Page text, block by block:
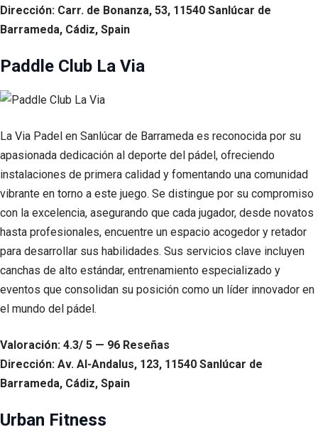
Dirección: Carr. de Bonanza, 53, 11540 Sanlúcar de
Barrameda, Cádiz, Spain
Paddle Club La Via
La Via Padel en Sanlúcar de Barrameda es reconocida por su
apasionada dedicación al deporte del pádel, ofreciendo
instalaciones de primera calidad y fomentando una comunidad
vibrante en torno a este juego. Se distingue por su compromiso
con la excelencia, asegurando que cada jugador, desde novatos
hasta profesionales, encuentre un espacio acogedor y retador
para desarrollar sus habilidades. Sus servicios clave incluyen
canchas de alto estándar, entrenamiento especializado y
eventos que consolidan su posición como un líder innovador en
el mundo del pádel.
Valoración: 4.3/ 5 — 96 Reseñas
Dirección: Av. Al-Andalus, 123, 11540 Sanlúcar de
Barrameda, Cádiz, Spain
Urban Fitness